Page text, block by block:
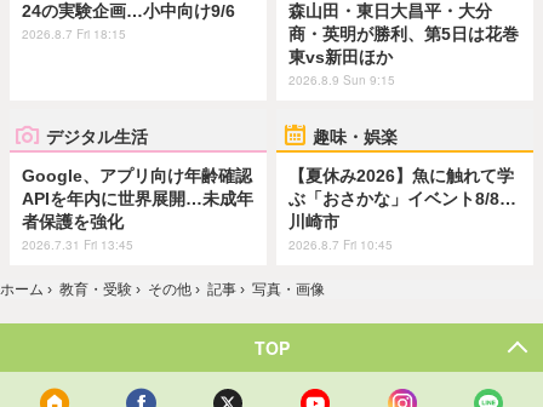
24の実験企画…小中向け9/6
2026.8.7 Fri 18:15
森山田・東日大昌平・大分
商・英明が勝利、第5日は花巻
東vs新田ほか
2026.8.9 Sun 9:15
デジタル生活
Google、アプリ向け年齢確認
APIを年内に世界展開…未成年
者保護を強化
2026.7.31 Fri 13:45
趣味・娯楽
【夏休み2026】魚に触れて学
ぶ「おさかな」イベント8/8…
川崎市
2026.8.7 Fri 10:45
ホーム › 教育・受験 › その他 › 記事 › 写真・画像
TOP